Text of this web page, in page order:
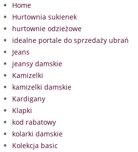
Home
Hurtownia sukienek
hurtownie odzieżowe
idealne portale do sprzedaży ubrań
Jeans
jeansy damskie
Kamizelki
kamizelki damskie
Kardigany
Klapki
kod rabatowy
kolarki damskie
Kolekcja basic